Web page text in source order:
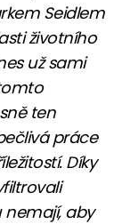
Seidlem
životního
už sami
ten
práce
Díky
nemají, aby